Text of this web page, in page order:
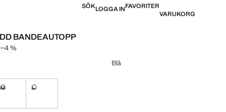
SÖKLOGGA INFAVORITER
VARUKORG
BANDEAUTOPP
överstruket [239 kr ]
kr ]
−4 %
Blå
M L